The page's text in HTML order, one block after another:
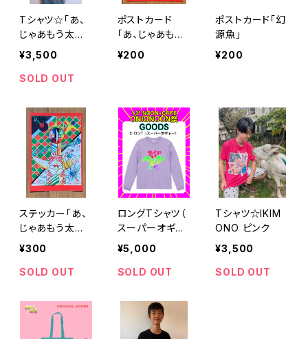
Tシャツ☆「あ、
じゃあもう太陽
の塔で」 赤
¥3,500
SOLD OUT
ポストカード
「あ、じゃあもう
太陽の塔で」
¥200
ポストカード「幻
源魚」
¥200
ステッカー「あ、
じゃあもう太陽
の塔で」
¥300
SOLD OUT
ロングTシャツ（
スーパーオギャ
ー）バックプリン
ト無し
¥5,000
SOLD OUT
Tシャツ☆IKIM
ONO ピンク
¥3,500
SOLD OUT